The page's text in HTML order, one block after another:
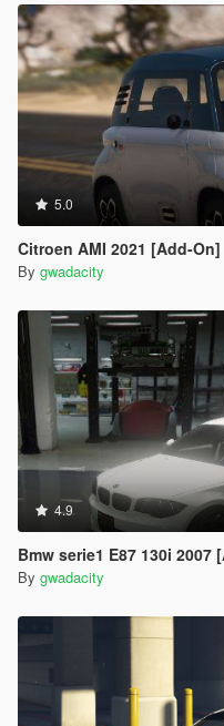
5.0
Citroen AMI 2021 [Add-On]
By gwadacity
4.9
Bmw serie1 E87 130i 2007
By gwadacity